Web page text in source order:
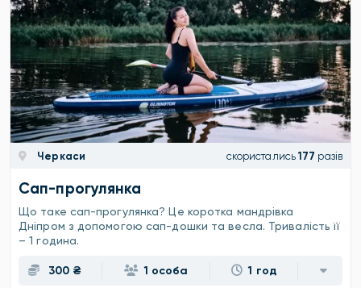
Черкаси скористались 177 разів
Сап-прогулянка
Що таке сап-прогулянка? Це коротка мандрівка
Дніпром з допомогою сап-дошки та весла. Тривалість її
– 1 година.
300 ₴ 1 особа 1 год